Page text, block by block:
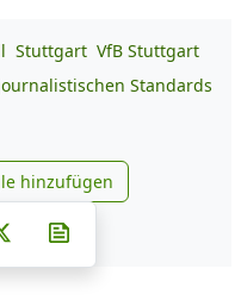
Stuttgart VfB Stuttgart
Standards
zu Google
hinzufügen
auf Whatsapp
Teilen auf Telegram
Mail teilen
Post auf X